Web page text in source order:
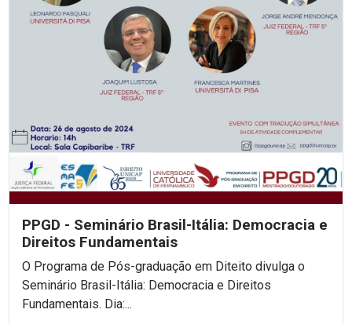
PPGD - Seminário Brasil-Itália: Democracia e
Direitos Fundamentais
O Programa de Pós-graduação em Diteito divulga o
Seminário Brasil-Itália: Democracia e Direitos
Fundamentais. Dia:...